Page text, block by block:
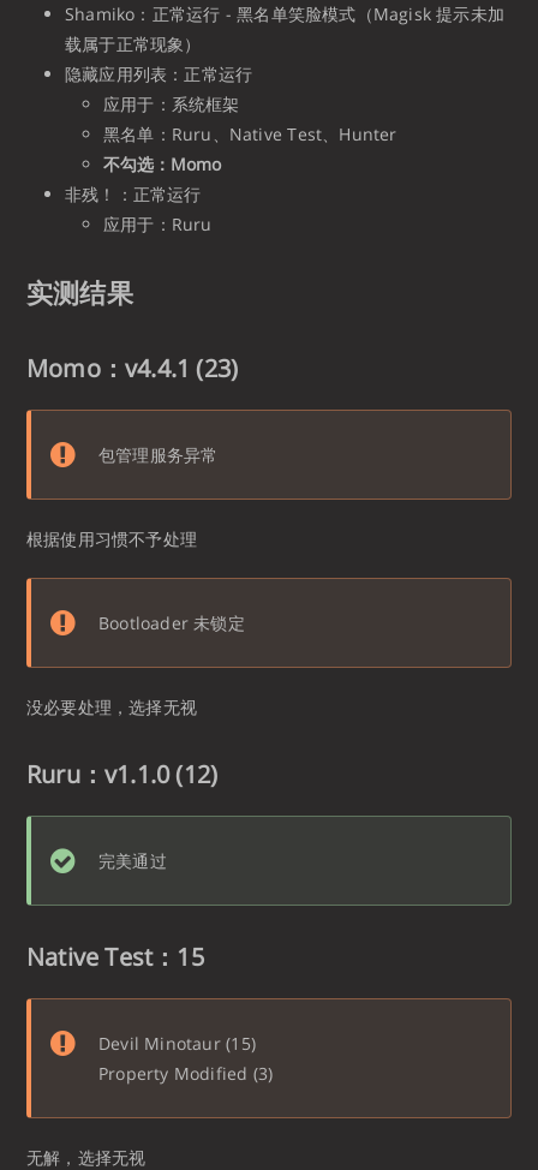
Shamiko：正常运行 - 黑名单笑脸模式（Magisk 提示未加
载属于正常现象）
隐藏应用列表：正常运行
应用于：系统框架
黑名单：Ruru、Native Test、Hunter
不勾选：Momo
非残！：正常运行
应用于：Ruru
实测结果
Momo：v4.4.1 (23)
包管理服务异常
根据使用习惯不予处理
Bootloader 未锁定
没必要处理，选择无视
Ruru：v1.1.0 (12)
完美通过
Native Test：15
Devil Minotaur (15)
Property Modified (3)
无解，选择无视